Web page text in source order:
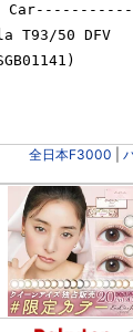
T93/50
全日本F3000